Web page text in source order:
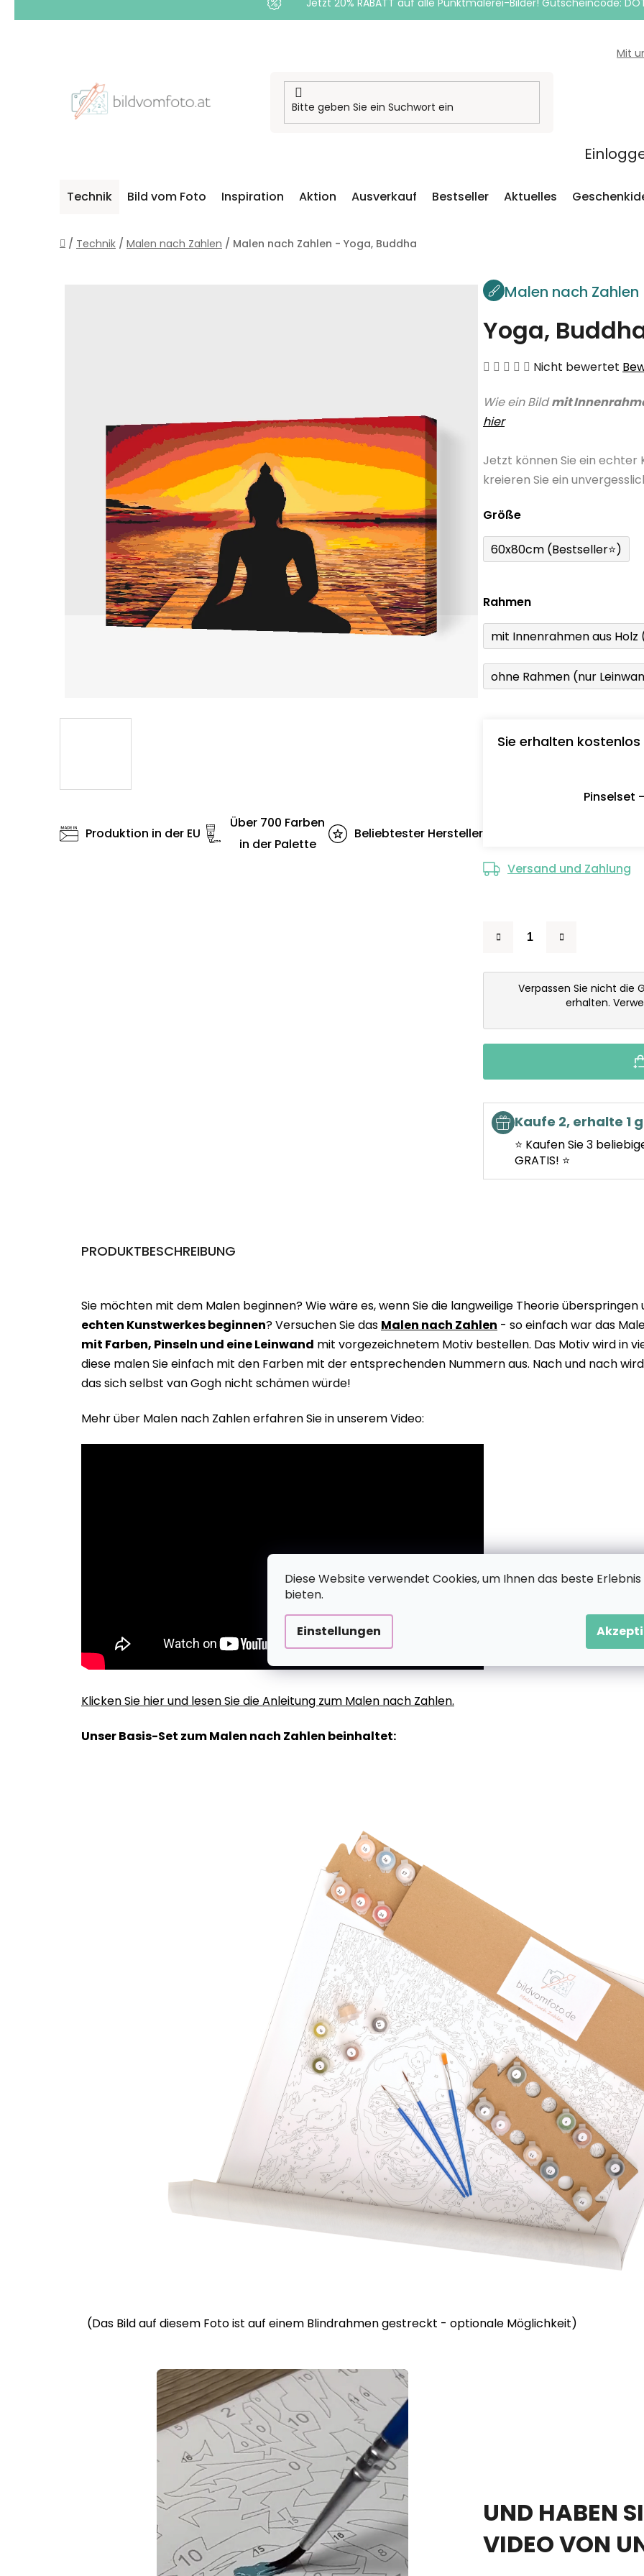
Diese Website verwendet Cookies, um Ihnen das beste Erlebnis
bieten.
Einstellungen
Jetzt 20% RABATT auf alle Punktmalerei-Bilder! Gutscheincode:
Mit
Technik Bild vom Foto Inspiration Aktion Ausverkauf Bestseller Aktuelles
Startseite
/ Technik / Malen nach Zahlen / Malen nach Zahlen - Yoga, Buddha
Malen nach Zahlen
Yoga,
Die
Produktbewertung
von
5
Nicht bewertet
Wie ein Bildmit
hier
Jetzt können Sie ein echter
kreieren Sie ein
Größe
60x80cm (Bestseller⭐)
Rahmen
mit Innenrahmen aus
ohne Rahmen (nur
Sie erhalten kostenlos
Pinselset
Versand und Zahlung
Verpassen Sie nicht die
erhalten.
Kaufe 2, erhalte 1
⭐ Kaufen Sie 3
GRATIS! ⭐
Produktion in der EU
Über 700 Farben
in der Palette
Beliebtester Hersteller
PRODUKTBESCHREIBUNG
Sie möchten mit dem Malen beginnen? Wie wäre es, wenn Sie die langweilige Theorie überspringen
echten Kunstwerkes beginnen? Versuchen Sie das Malen nach Zahlen - so einfach war das
mit Farben, Pinseln und eine Leinwand mit vorgezeichnetem Motiv bestellen. Das Motiv wird in
diese malen Sie einfach mit den Farben mit der entsprechenden Nummern aus. Nach und nach
das sich selbst van Gogh nicht schämen würde!
Mehr über Malen nach Zahlen erfahren Sie in unserem Video:
Klicken Sie hier und lesen Sie die Anleitung zum Malen nach Zahlen.
Unser Basis-Set zum Malen nach Zahlen beinhaltet:
(Das Bild auf diesem Foto ist auf einem Blindrahmen gestreckt - optionale Möglichkeit)
UND HABEN
VIDEO VON